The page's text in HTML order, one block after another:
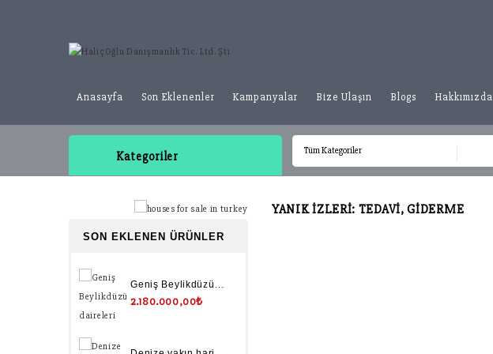
Anasayfa Son Eklenenler Kampanyalar Bize Ulaşın Blogs Hakkımızda
Kategoriler
SON EKLENEN ÜRÜNLER
Geniş Beylikdüzü daireleri
2.180.000,00₺
YANIK IZLERI: TEDAVI, GIDERME